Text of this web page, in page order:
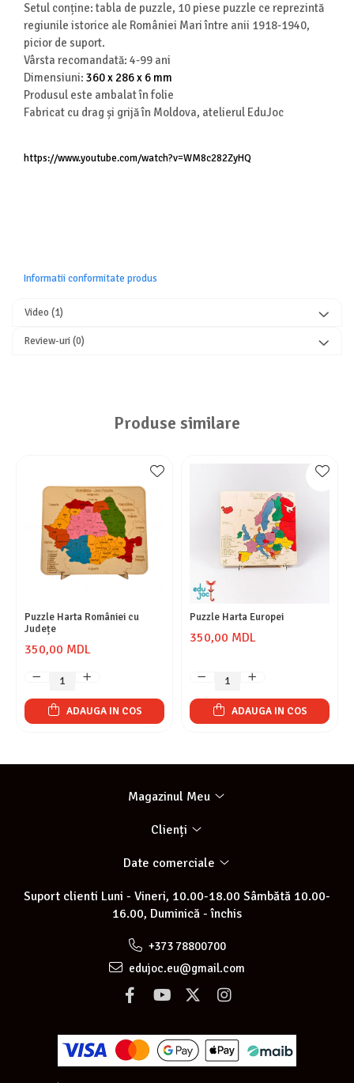
Setul conține: tabla de puzzle, 10 piese puzzle ce reprezintă
regiunile istorice ale României Mari între anii 1918-1940,
picior de suport.
Vârsta recomandată: 4-99 ani
Dimensiuni: 360 x 286 x 6 mm
Produsul este ambalat în folie
Fabricat cu drag și grijă în Moldova, atelierul EduJoc
https://www.youtube.com/watch?v=WM8c282ZyHQ
Informatii conformitate produs
Video (1)
Review-uri(0)
Produse similare
Puzzle Harta României cu
Județe
350,00 MDL
ADAUGA IN COS
Puzzle Harta Europei
350,00 MDL
ADAUGA IN COS
Magazinul Meu
Clienți
Date comerciale
Suport clienti Luni - Vineri, 10.00-18.00 Sâmbătă 10.00-
16.00, Duminică - închis
+373 78800700
edujoc.eu@gmail.com